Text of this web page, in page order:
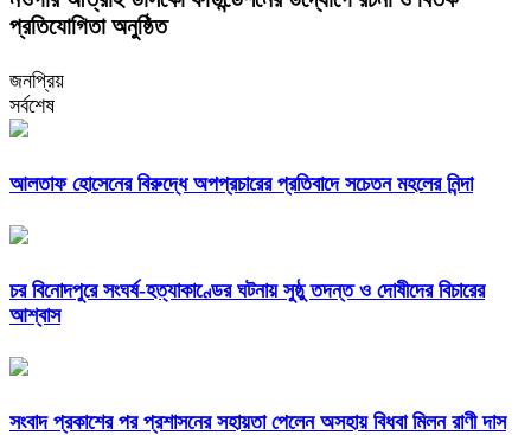
প্রতিযোগিতা অনুষ্ঠিত
জনপ্রিয়
সর্বশেষ
আলতাফ হোসেনের বিরুদ্ধে অপপ্রচারের প্রতিবাদে সচেতন মহলের নিন্দা
চর বিনোদপুরে সংঘর্ষ-হত্যাকাণ্ডের ঘটনায় সুষ্ঠু তদন্ত ও দোষীদের বিচারের
আশ্বাস
সংবাদ প্রকাশের পর প্রশাসনের সহায়তা পেলেন অসহায় বিধবা মিলন রাণী দাস